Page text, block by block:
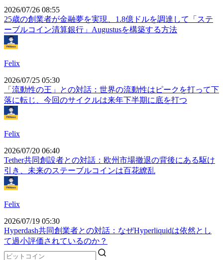
2026/07/26 08:55
25歳の創業者が金融夢を実現、1.8億ドルを調達して「ステ
ーブルコイン清算銀行」Augustusを構築する方法
Felix
2026/07/25 05:30
「流動性の王」との対話：世界の流動性はピークを打って下
落に転じ、今回のサイクルは来年下半期に底を打つ
Felix
2026/07/20 06:40
Tether共同創設者との対話：欧州市場撤退の背後にある駆け
引き、未来のステーブルコインは百花繚乱
Felix
2026/07/19 05:30
Hyperdash共同創業者との対話：なぜHyperliquidは依然とし
て過小評価されているのか？